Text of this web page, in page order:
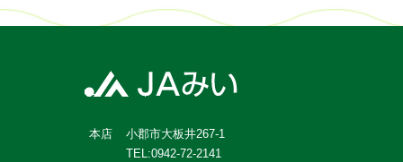
本店
小郡市大板井267-1
TEL:0942-72-2141